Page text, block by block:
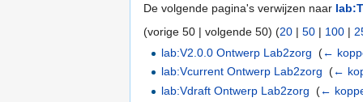
De volgende pagina's verwijzen naar
(vorige 50 | volgende 50) (20 | 50 | 100 |
lab:V2.0.0 Ontwerp Lab2zorg ‎(←
lab:Vcurrent Ontwerp Lab2zorg ‎(←
lab:Vdraft Ontwerp Lab2zorg ‎(←